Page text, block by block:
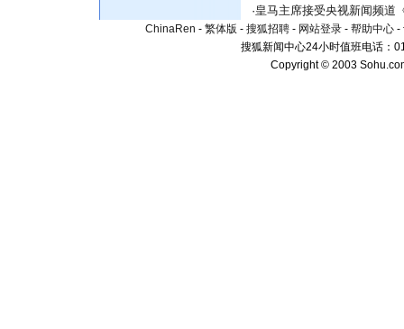
·皇马主席接受央视新闻频道
ChinaRen - 繁体版 - 搜狐招聘 - 网站登录 - 帮助中心 -
搜狐新闻中心24小时值班电话：
Copyright © 2003